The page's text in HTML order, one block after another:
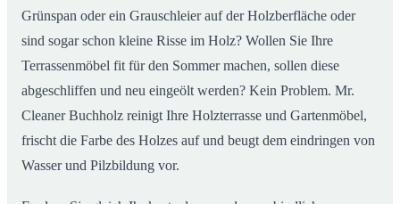
Grünspan oder ein Grauschleier auf der Holzberfläche oder
sind sogar schon kleine Risse im Holz? Wollen Sie Ihre
Terrassenmöbel fit für den Sommer machen, sollen diese
abgeschliffen und neu eingeölt werden? Kein Problem. Mr.
Cleaner Buchholz reinigt Ihre Holzterrasse und Gartenmöbel,
frischt die Farbe des Holzes auf und beugt dem eindringen von
Wasser und Pilzbildung vor.